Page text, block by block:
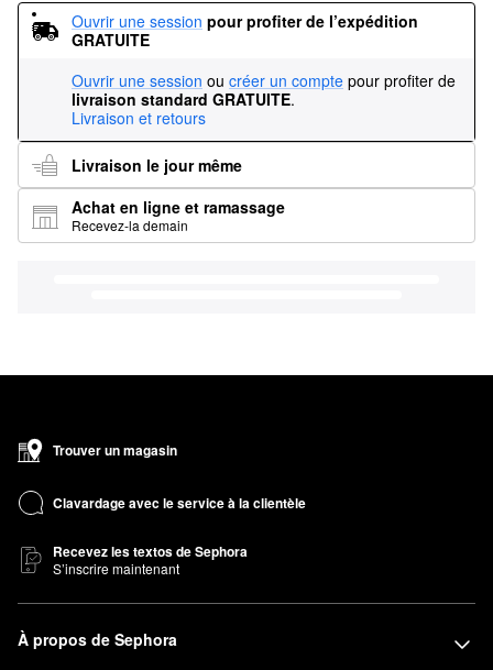
Ouvrir une session pour profiter de l’expédition
GRATUITE
Ouvrir une session ou créer un compte pour profiter de
livraison standard GRATUITE.
Livraison et retours
Livraison le jour même
Achat en ligne et ramassage
Recevez-la demain
Trouver un magasin
Clavardage avec le service à la clientèle
Recevez les textos de Sephora
S’inscrire maintenant
À propos de Sephora